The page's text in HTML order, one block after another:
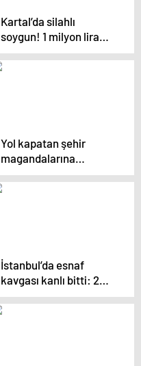
Kartal’da silahlı
soygun! 1 milyon lira
değerinde altın çaldılar
Yol kapatan şehir
magandalarına
gözaltı… 20 bin lira
ceza yediler
İstanbul’da esnaf
kavgası kanlı bitti: 2
ölü